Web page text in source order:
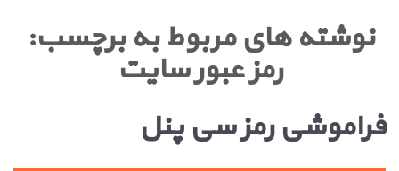
نوشته های مربوط به برچسب:
رمز عبور سایت
فراموشی رمز سی پنل